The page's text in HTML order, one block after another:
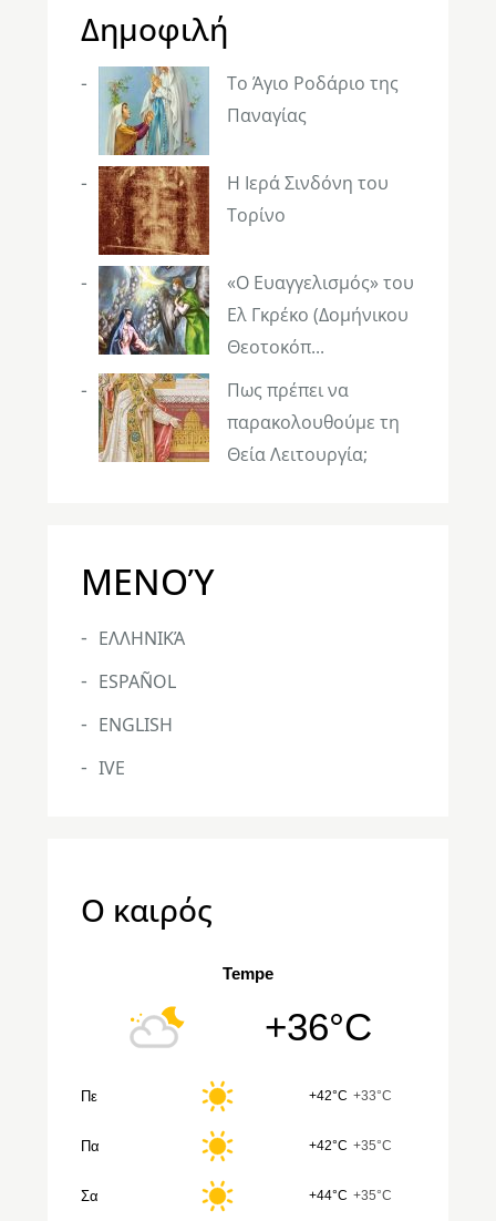
Δημοφιλή
Το Άγιο Ροδάριο της
Παναγίας
Η Ιερά Σινδόνη του
Τορίνο
«Ο Ευαγγελισμός» του
Ελ Γκρέκο (Δομήνικου
Θεοτοκόπ...
Πως πρέπει να
παρακολουθούμε τη
Θεία Λειτουργία;
ΜΕΝΟΎ
ΕΛΛΗΝΙΚΆ
ESPAÑOL
ENGLISH
IVE
Ο καιρός
Tempe
+36°C
Πε +42°C +33°C
Πα +42°C +35°C
Σα +44°C +35°C